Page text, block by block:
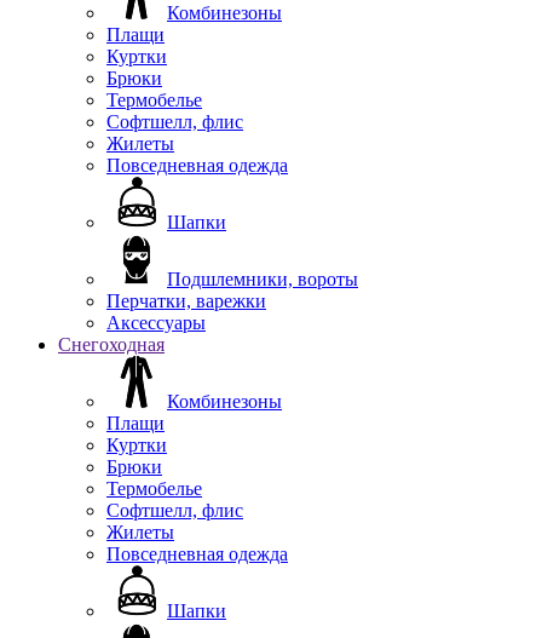
Комбинезоны
Плащи
Куртки
Брюки
Термобелье
Софтшелл, флис
Жилеты
Повседневная одежда
Шапки
Подшлемники, вороты
Перчатки, варежки
Аксессуары
Снегоходная
Комбинезоны
Плащи
Куртки
Брюки
Термобелье
Софтшелл, флис
Жилеты
Повседневная одежда
Шапки